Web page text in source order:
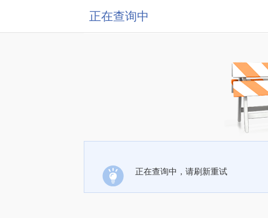
正在查询中
正在查询中，请刷新重试